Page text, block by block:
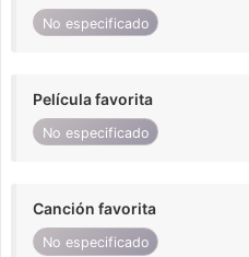
No especificado
Película favorita
No especificado
Canción favorita
No especificado